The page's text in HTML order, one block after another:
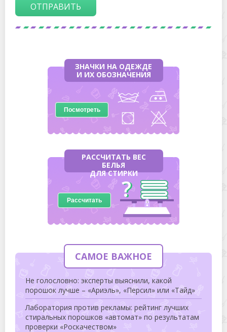
ОТПРАВИТЬ
ЗНАЧКИ НА ОДЕЖДЕ
И ИХ ОБОЗНАЧЕНИЯ
Посмотреть
РАССЧИТАТЬ ВЕС
БЕЛЬЯ
ДЛЯ СТИРКИ
Рассчитать
САМОЕ ВАЖНОЕ
Не голословно: эксперты выяснили, какой
порошок лучше – «Ариэль», «Персил» или «Тайд»
Лаборатория против рекламы: рейтинг лучших
стиральных порошков «автомат» по результатам
проверки «Роскачеством»